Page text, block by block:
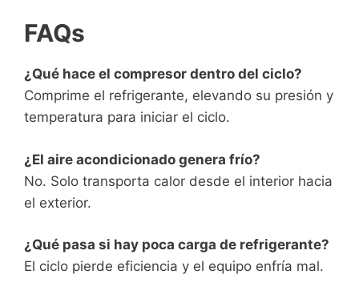
FAQs
¿Qué hace el compresor dentro del ciclo?
Comprime el refrigerante, elevando su presión y
temperatura para iniciar el ciclo.
¿El aire acondicionado genera frío?
No. Solo transporta calor desde el interior hacia
el exterior.
¿Qué pasa si hay poca carga de refrigerante?
El ciclo pierde eficiencia y el equipo enfría mal.